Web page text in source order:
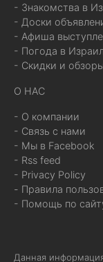
- Знакомства в
- Доски
- Афиша
- Погода в
- Скидки и
О НАС
- О компании
- Связь с нами
- Мы в Facebook
- Rss feed
- Privacy Policy
- Правила
- Помощь по
Данная